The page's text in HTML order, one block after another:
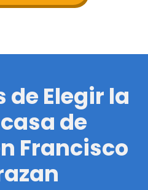
de Elegir la
de
Francisco